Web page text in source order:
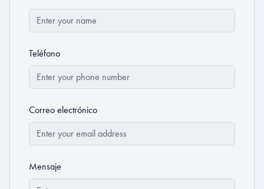
Teléfono
Correo electrónico
Mensaje